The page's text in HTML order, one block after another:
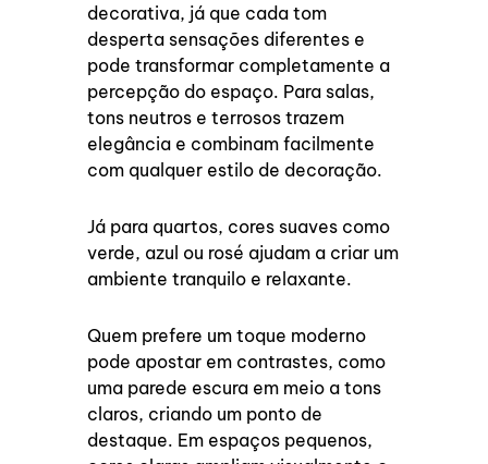
decorativa, já que cada tom
desperta sensações diferentes e
pode transformar completamente a
percepção do espaço. Para salas,
tons neutros e terrosos trazem
elegância e combinam facilmente
com qualquer estilo de decoração.
Já para quartos, cores suaves como
verde, azul ou rosé ajudam a criar um
ambiente tranquilo e relaxante.
Quem prefere um toque moderno
pode apostar em contrastes, como
uma parede escura em meio a tons
claros, criando um ponto de
destaque. Em espaços pequenos,